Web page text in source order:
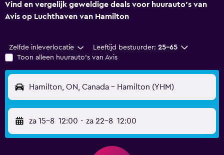
Vind en vergelijk geweldige deals voor huurauto's van
Avis op Luchthaven van Hamilton
Zelfde inleverlocatie Leeftijd bestuurder: 25-65
Toon alleen huurauto's van Avis
Hamilton, ON, Canada - Hamilton (YHM)
za 15-8 12:00 - za 22-8 12:00